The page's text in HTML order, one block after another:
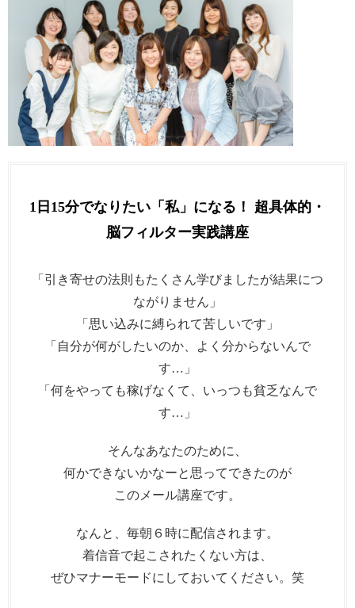
1日15分でなりたい「私」になる！ 超具体的・
脳フィルター実践講座
「引き寄せの法則もたくさん学びましたが結果につ
ながりません」
「思い込みに縛られて苦しいです」
「自分が何がしたいのか、よく分からないんで
す…」
「何をやっても稼げなくて、いっつも貧乏なんで
す…」
そんなあなたのために、
何かできないかなーと思ってできたのが
このメール講座です。
なんと、毎朝６時に配信されます。
着信音で起こされたくない方は、
ぜひマナーモードにしておいてください。笑